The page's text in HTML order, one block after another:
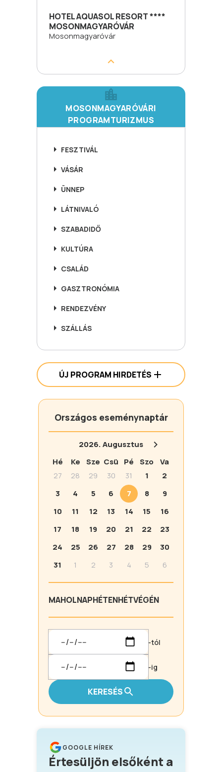
HOTEL AQUASOL RESORT ****
MOSONMAGYARÓVÁR
Mosonmagyaróvár
MOSONMAGYARÓVÁRI
PROGRAMTURIZMUS
FESZTIVÁL
VÁSÁR
ÜNNEP
LÁTNIVALÓ
SZABADIDŐ
KULTÚRA
CSALÁD
GASZTRONÓMIA
RENDEZVÉNY
SZÁLLÁS
ÚJ PROGRAM HIRDETÉS
Országos eseménynaptár
2026.Augusztus
Hé
Ke Sze Csü Pé Szo
Va
27
28 29 30 31 1
2
3
4 5 6 7 8
9
10
11 12 13 14 15
16
17
18 19 20 21 22
23
24
25 26 27 28 29
30
31
1 2 3 4 5 6
MAHOLNAPHÉTENHÉTVÉGÉN
-tól
-ig
KERESÉS
GOOGLE HÍREK
Értesüljön elsőként a